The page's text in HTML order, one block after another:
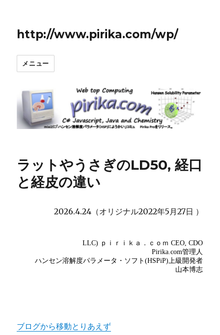
http://www.pirika.com/wp/
メニュー
ラットやうさぎのLD50, 経口
と経皮の違い
2026.4.24（オリジナル2022年5月27日 ）
ブログから移動とりあえず